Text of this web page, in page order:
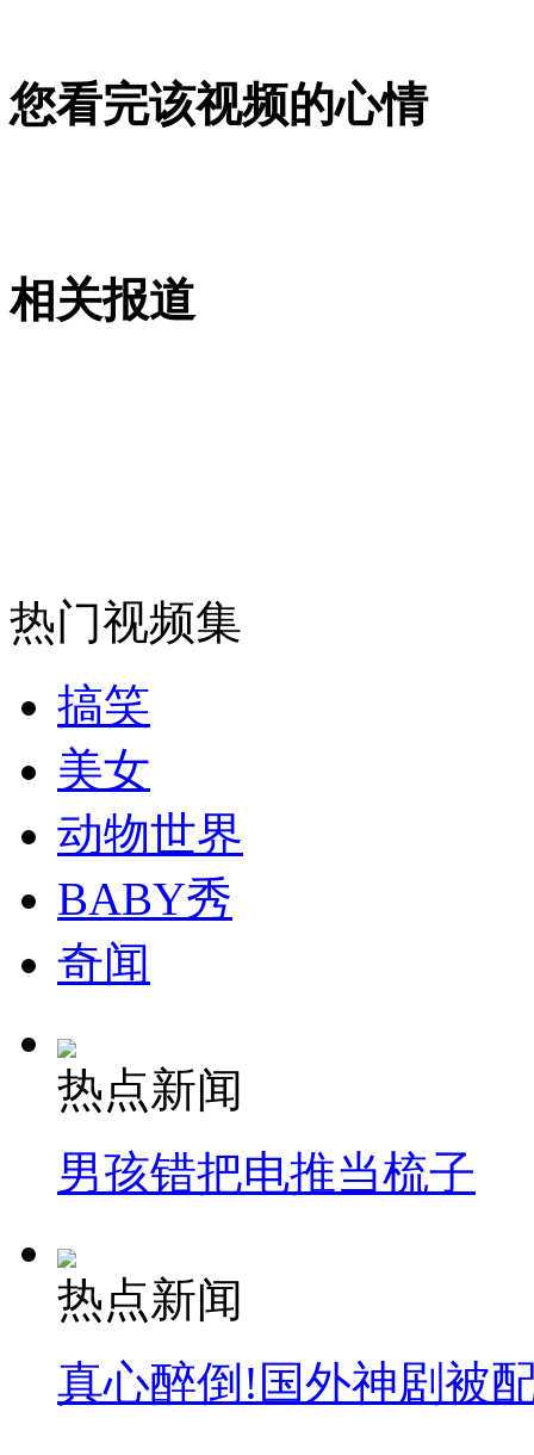
女孩北京地铁殴打老人 痛下狠手拳打脚踢
外交部：有关国家言论片面不公正
司机酒驾遇交警 急速倒车逃窜
您看完该视频的心情
相关报道
热门视频集
搞笑
美女
动物世界
BABY秀
奇闻
热点新闻
男孩错把电推当梳子
热点新闻
真心醉倒!国外神剧被